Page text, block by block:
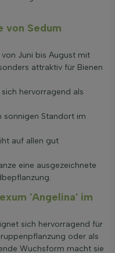
von Sedum
Juni bis August mit
attraktiv für Bienen
hervorragend als
sonnigen Standort im
auf allen gut
eine ausgezeichnete
'Angelina' im
sich hervorragend für
oder als
Wuchsform macht sie